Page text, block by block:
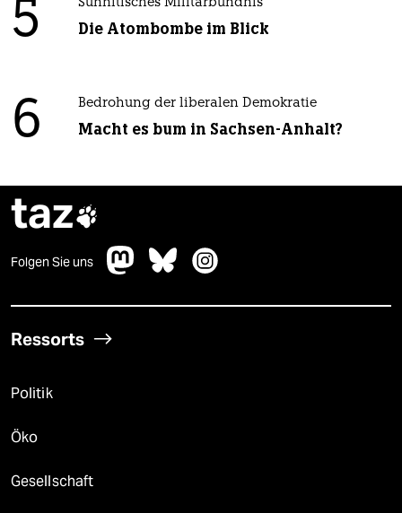
5 Sunnitisches Militärbündnis
Die Atombombe im Blick
6 Bedrohung der liberalen Demokratie
Macht es bum in Sachsen-Anhalt?
taz
Folgen Sie uns
Ressorts
Politik
Öko
Gesellschaft